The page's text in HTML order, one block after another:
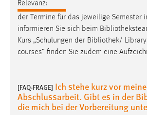
Relevanz:
der Termine für das jeweilige Semester
informieren Sie sich beim
Kurs „Schulungen der Bibliothek/
courses” finden Sie zudem eine
[FAQ-FRAGE] Ich stehe kurz vor
Abschlussarbeit. Gibt es in der
die mich bei der Vorbereitung
Name:
staticfilecache
Zweck:
Für performante Seitenauslieferung wird
gespeichert, ob man eingeloggt ist.
Sprachpräferenz
Name:
site-language-preference